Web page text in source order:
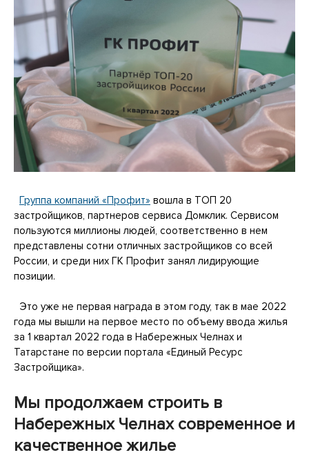
Группа компаний «Профит» вошла в ТОП 20
застройщиков, партнеров сервиса Домклик. Сервисом
пользуются миллионы людей, соответственно в нем
представлены сотни отличных застройщиков со всей
России, и среди них ГК Профит занял лидирующие
позиции.
Это уже не первая награда в этом году, так в мае 2022
года мы вышли на первое место по объему ввода жилья
за 1 квартал 2022 года в Набережных Челнах и
Татарстане по версии портала «Единый Ресурс
Застройщика».
Мы продолжаем строить в
Набережных Челнах современное и
качественное жилье